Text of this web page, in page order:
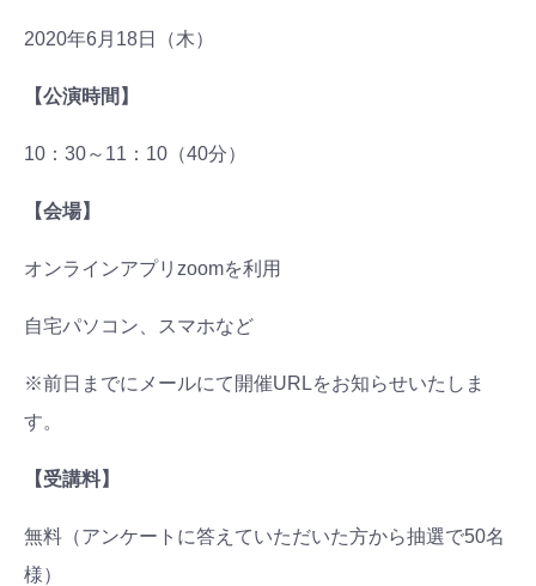
2020年6月18日（木）
【公演時間】
10：30～11：10（40分）
【会場】
オンラインアプリzoomを利用
自宅パソコン、スマホなど
※前日までにメールにて開催URLをお知らせいたしま
す。
【受講料】
無料（アンケートに答えていただいた方から抽選で50名
様）